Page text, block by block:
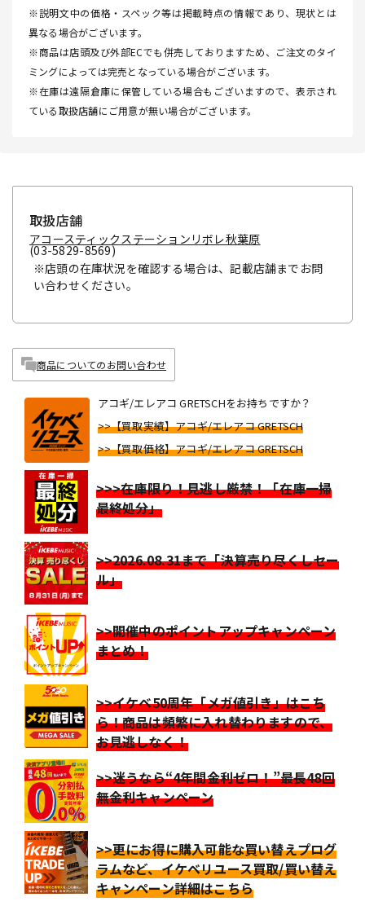
※説明文中の価格・スペック等は掲載時点の情報であり、現状とは
異なる場合がございます。
※商品は店頭及び外部ECでも併売しておりますため、ご注文のタイ
ミングによっては完売となっている場合がございます。
※在庫は遠隔倉庫に保管している場合もございますので、表示され
ている取扱店舗にご用意が無い場合がございます。
取扱店舗
アコースティックステーションリボレ秋葉原
(03-5829-8569)
※店頭の在庫状況を確認する場合は、記載店舗までお問
い合わせください。
商品についてのお問い合わせ
アコギ/エレアコ GRETSCHをお持ちですか？
>>【買取実績】アコギ/エレアコ GRETSCH
>>【買取価格】アコギ/エレアコ GRETSCH
>>>在庫限り！見逃し厳禁！「在庫一掃
最終処分」
>>2026.08.31まで「決算売り尽くしセー
ル」
>>開催中のポイントアップキャンペーン
まとめ！
>>イケベ50周年「メガ値引き」はこち
ら！商品は頻繁に入れ替わりますので、
お見逃しなく！
>>迷うなら“4年間金利ゼロ！”最長48回
無金利キャンペーン
>>更にお得に購入可能な買い替えプログ
ラムなど、イケベリユース買取/買い替え
キャンペーン詳細はこちら